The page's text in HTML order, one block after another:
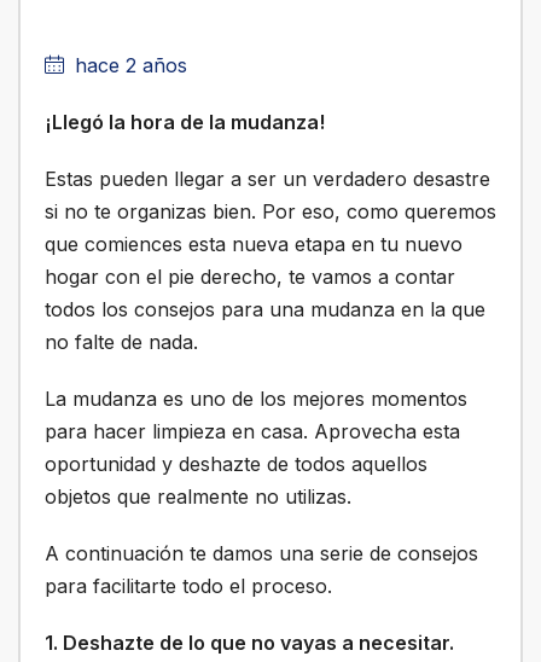
hace 2 años
¡Llegó la hora de la mudanza!
Estas pueden llegar a ser un verdadero desastre
si no te organizas bien. Por eso, como queremos
que comiences esta nueva etapa en tu nuevo
hogar con el pie derecho, te vamos a contar
todos los consejos para una mudanza en la que
no falte de nada.
La mudanza es uno de los mejores momentos
para hacer limpieza en casa. Aprovecha esta
oportunidad y deshazte de todos aquellos
objetos que realmente no utilizas.
A continuación te damos una serie de consejos
para facilitarte todo el proceso.
1. Deshazte de lo que no vayas a necesitar.